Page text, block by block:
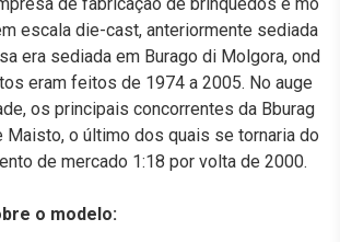
escala die-cast, anteriormente sediada
era sediada em Burago di Molgora, ond
eram feitos de 1974 a 2005. No auge
os principais concorrentes da Bburag
Maisto, o último dos quais se tornaria do
de mercado 1:18 por volta de 2000.
o modelo: